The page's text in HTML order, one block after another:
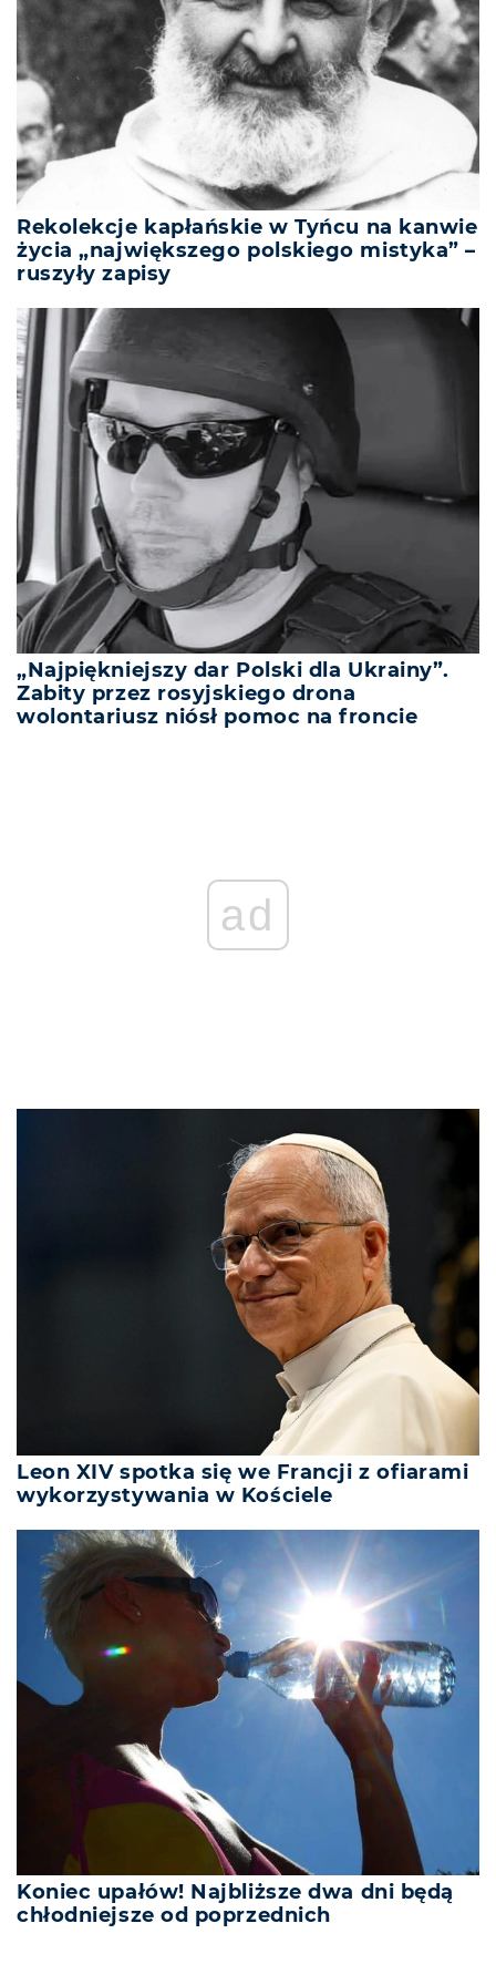
Rekolekcje kapłańskie w Tyńcu na kanwie
życia „największego polskiego mistyka” –
ruszyły zapisy
„Najpiękniejszy dar Polski dla Ukrainy”.
Zabity przez rosyjskiego drona
wolontariusz niósł pomoc na froncie
ad
Leon XIV spotka się we Francji z ofiarami
wykorzystywania w Kościele
Koniec upałów! Najbliższe dwa dni będą
chłodniejsze od poprzednich